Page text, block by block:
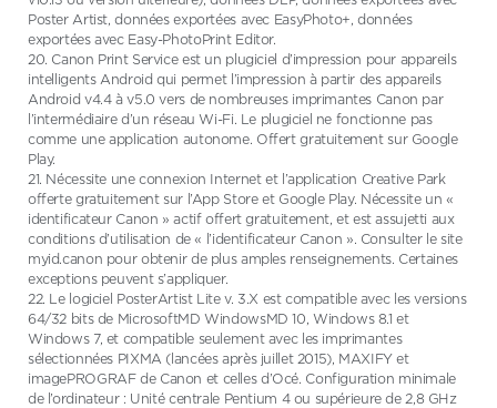
Poster Artist, données exportées avec EasyPhoto+, données
exportées avec Easy-PhotoPrint Editor.
20. Canon Print Service est un plugiciel d’impression pour appareils
intelligents Android qui permet l’impression à partir des appareils
Android v4.4 à v5.0 vers de nombreuses imprimantes Canon par
l’intermédiaire d’un réseau Wi-Fi. Le plugiciel ne fonctionne pas
comme une application autonome. Offert gratuitement sur Google
Play.
21. Nécessite une connexion Internet et l’application Creative Park
offerte gratuitement sur l’App Store et Google Play. Nécessite un «
identificateur Canon » actif offert gratuitement, et est assujetti aux
conditions d’utilisation de « l’identificateur Canon ». Consulter le site
myid.canon pour obtenir de plus amples renseignements. Certaines
exceptions peuvent s’appliquer.
22. Le logiciel PosterArtist Lite v. 3.X est compatible avec les versions
64/32 bits de MicrosoftMD WindowsMD 10, Windows 8.1 et
Windows 7, et compatible seulement avec les imprimantes
sélectionnées PIXMA (lancées après juillet 2015), MAXIFY et
imagePROGRAF de Canon et celles d’Océ. Configuration minimale
de l’ordinateur : Unité centrale Pentium 4 ou supérieure de 2,8 GHz